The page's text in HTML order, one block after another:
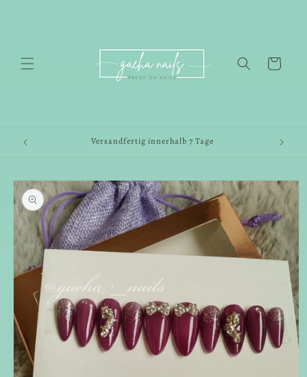
Warenkorb
Versandfertig innerhalb 7 Tage